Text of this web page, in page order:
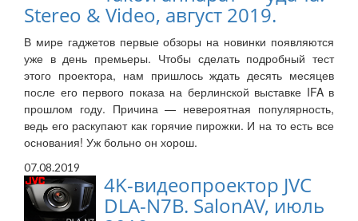
Stereo & Video, август 2019.
В мире гаджетов первые обзоры на новинки появляются
уже в день премьеры. Чтобы сделать подробный тест
этого проектора, нам пришлось ждать десять месяцев
после его первого показа на берлинской выставке IFA в
прошлом году. Причина — невероятная популярность,
ведь его раскупают как горячие пирожки. И на то есть все
основания! Уж больно он хорош.
07.08.2019
4K-видеопроектор JVC
DLA-N7B. SalonAV, июль